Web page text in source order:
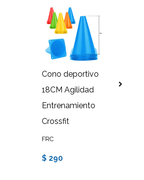
Cono deportivo
18CM Agilidad
Entrenamiento
Crossfit
FRC
$ 290